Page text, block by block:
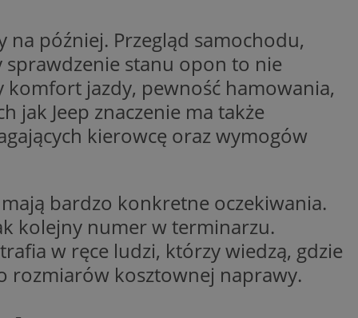
na później. Przegląd samochodu,
sprawdzenie stanu opon to nie
jazdy, pewność hamowania,
jak Jeep znaczenie ma także
kierowcę oraz wymogów
bardzo konkretne oczekiwania.
kolejny numer w terminarzu.
w ręce ludzi, którzy wiedzą, gdzie
rozmiarów kosztownej naprawy.
usługę Cookie-
na pliki cookie.
Cookie-
do
Analytics - co
usługi
Jest on
aby pomóc
widzisz w naszych
konkretnej
/
jest używany
identyfikacji
do strony
aby śledzić
użytkowników i
w
korzystania z